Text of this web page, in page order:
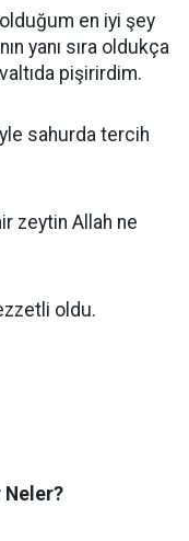
en iyi şey
yanı sıra oldukça
pişirirdim.
sahurda tercih
zeytin Allah ne
oldu.